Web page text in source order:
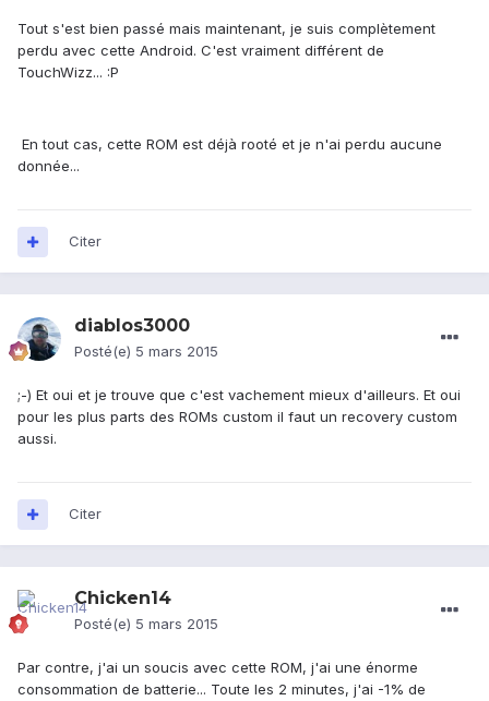
Tout s'est bien passé mais maintenant, je suis complètement
perdu avec cette Android. C'est vraiment différent de
TouchWizz... :P
En tout cas, cette ROM est déjà rooté et je n'ai perdu aucune
donnée...
Citer
diablos3000
Posté(e) 5 mars 2015
;-) Et oui et je trouve que c'est vachement mieux d'ailleurs. Et oui
pour les plus parts des ROMs custom il faut un recovery custom
aussi.
Citer
Chicken14
Posté(e) 5 mars 2015
Par contre, j'ai un soucis avec cette ROM, j'ai une énorme
consommation de batterie... Toute les 2 minutes, j'ai -1% de